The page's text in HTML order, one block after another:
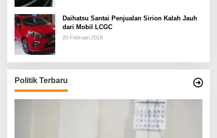
Daihatsu Santai Penjualan Sirion Kalah Jauh
dari Mobil LCGC
20 Februari 2018
Politik Terbaru